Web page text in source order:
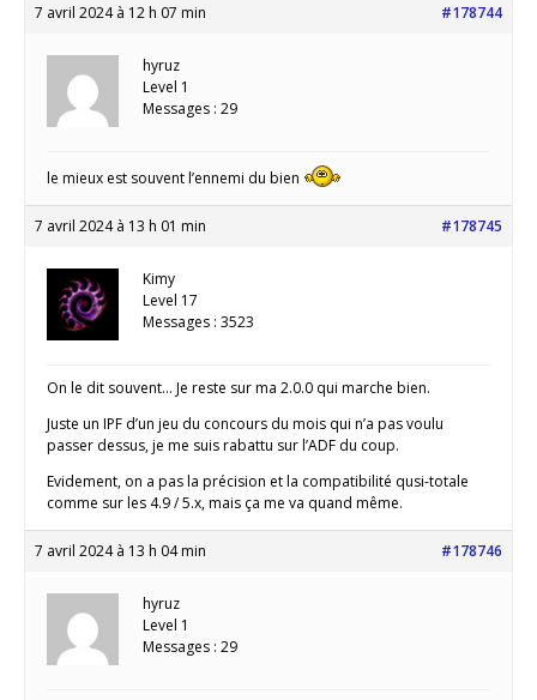
7 avril 2024 à 12 h 07 min #178744
hyruz
Level 1
Messages : 29
le mieux est souvent l’ennemi du bien
7 avril 2024 à 13 h 01 min #178745
Kimy
Level 17
Messages : 3523
On le dit souvent… Je reste sur ma 2.0.0 qui marche bien.
Juste un IPF d’un jeu du concours du mois qui n’a pas voulu
passer dessus, je me suis rabattu sur l’ADF du coup.
Evidement, on a pas la précision et la compatibilité qusi-totale
comme sur les 4.9 / 5.x, mais ça me va quand même.
7 avril 2024 à 13 h 04 min #178746
hyruz
Level 1
Messages : 29